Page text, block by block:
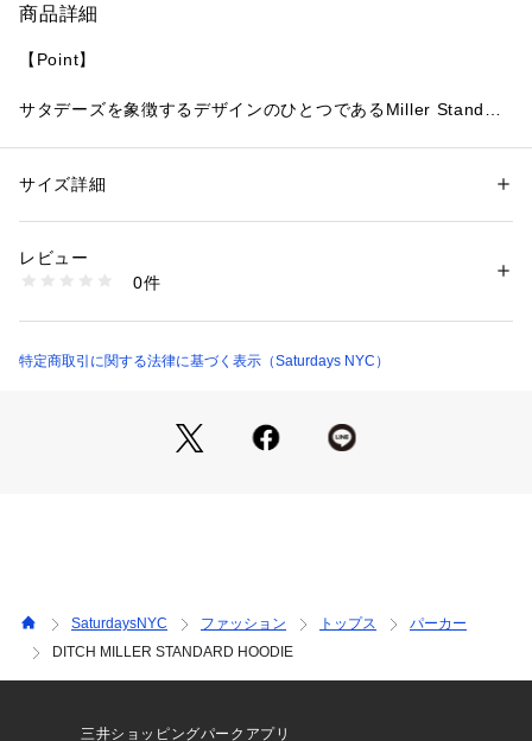
商品詳細
【Point】
サタデーズを象徴するデザインのひとつであるMiller Standard
す。
コットン100%の程よい厚みの生地感となっています。
ブが特徴です。カジュアルやストリートはもちろん、きれい目
のコーディネートに差し込みカジュアルダウンして合わせるの
【Country of origin】
性別：レディース
素材：コットン 100%
商品番号：
BBM62320 （ショップ）
サイズ詳細
レビュー
0件
特定商取引に関する法律に基づく表示（Saturdays NYC）
SaturdaysNYC ファッション トップス
パーカー
DITCH MILLER STANDARD HOODIE
三井ショッピングパークアプリ